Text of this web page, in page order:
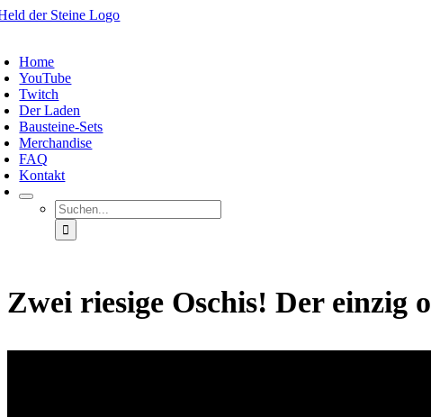
Zum
Home
YouTube
Twitch
Der Laden
Bausteine-Sets
Merchandise
FAQ
Kontakt
Suche
nach:
Zwei riesige Oschis! Der einzig